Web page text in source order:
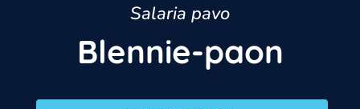
Salaria pavo
Blennie-paon